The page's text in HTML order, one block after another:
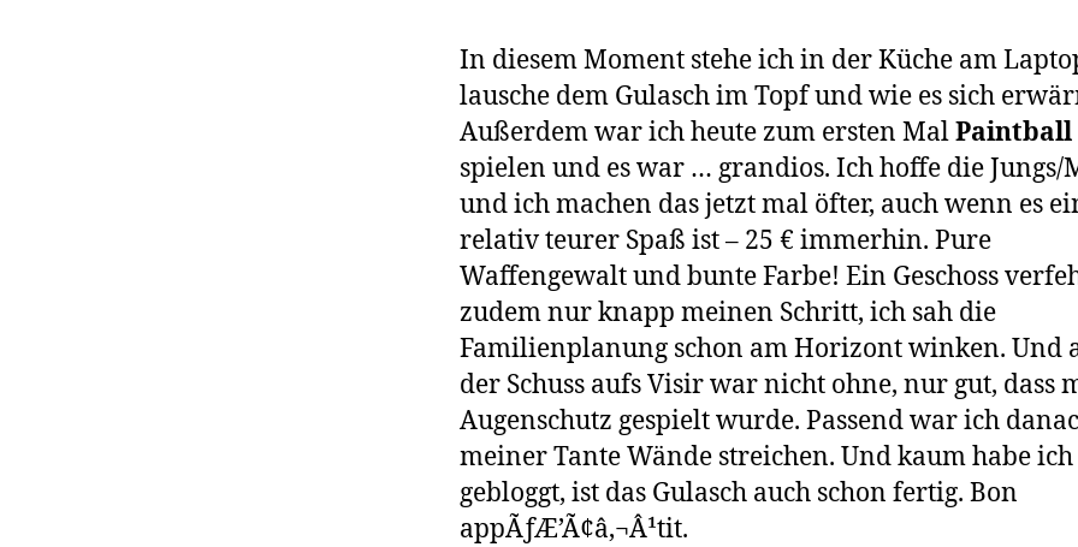
In diesem Moment stehe ich in der Küche am
lausche dem Gulasch im Topf und wie es sich
Außerdem war ich heute zum ersten MalPaintball
spielen und es war … grandios. Ich hoffe die Jungs/
und ich machen das jetzt mal öfter, auch wenn es
relativ teurer Spaß ist – 25 € immerhin. Pure
Waffengewalt und bunte Farbe! Ein Geschoss
zudem nur knapp meinen Schritt, ich sah die
Familienplanung schon am Horizont winken. Und
der Schuss aufs Visir war nicht ohne, nur gut, dass
Augenschutz gespielt wurde. Passend war ich
meiner Tante Wände streichen. Und kaum habe ich
gebloggt, ist das Gulasch auch schon fertig. Bon
appÃƒÆ’Ã¢â‚¬Â¹tit.